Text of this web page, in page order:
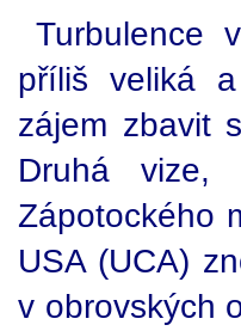
Turbulence
příliš veliká
zájem zbavit
Druhá
Zápotockého
USA (UCA)
v obrovských